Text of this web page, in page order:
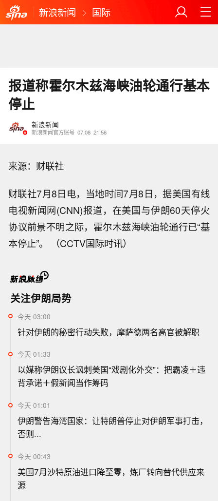
新浪新闻 国际
报道称霍尔木兹海峡油轮通行基本
停止
新浪新闻
新浪新闻官方账号 07.08 21:56
来源：财联社
财联社7月8日电，当地时间7月8日，据美国有线
电视新闻网(CNN)报道，在美国与伊朗60天停火
协议前景不明之际，霍尔木兹海峡油轮通行已“基
本停止”。 （CCTV国际时讯）
关注伊朗局势
今天 03:00
针对伊朗的秘密行动失败，摩萨德两名高官被解职
今天 01:33
以媒称伊朗议长讽刺美国“戏剧化外交”：把霸凌＋违
背承诺＋假新闻当作筹码
今天 01:01
伊朗警告海湾国家：让特朗普停止对伊朗军事打击，
否则...
今天 00:43
美国7月沙特原油进口降至零，炼厂转向替代供应来
源